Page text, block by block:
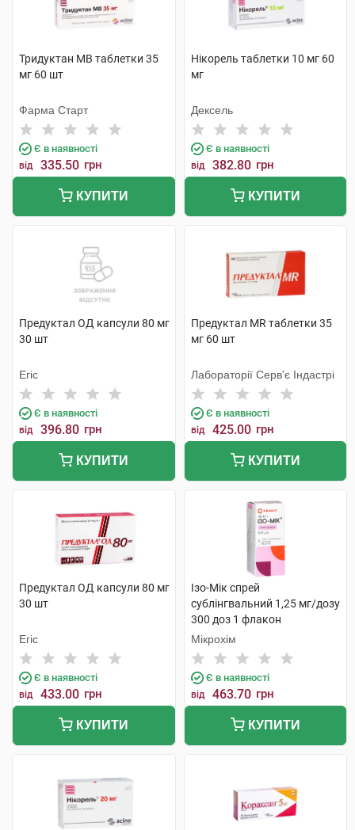
Тридуктан МВ таблетки 35
мг 60 шт
Фарма Старт
Є в наявності
від 335.50 грн
КУПИТИ
Нікорель таблетки 10 мг 60
мг
Дексель
Є в наявності
від 382.80 грн
КУПИТИ
Предуктал ОД капсули 80 мг
30 шт
Егіс
Є в наявності
від 396.80 грн
КУПИТИ
Предуктал MR таблетки 35
мг 60 шт
Лабораторії Серв'є Індастрі
Є в наявності
від 425.00 грн
КУПИТИ
Предуктал ОД капсули 80 мг
30 шт
Егіс
Є в наявності
від 433.00 грн
КУПИТИ
Ізо-Мік спрей
сублінгвальний 1,25 мг/дозу
300 доз 1 флакон
Мікрохім
Є в наявності
від 463.70 грн
КУПИТИ